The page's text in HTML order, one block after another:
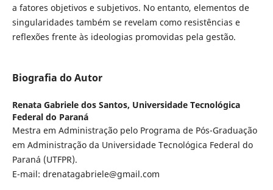
a fatores objetivos e subjetivos. No entanto, elementos de
singularidades também se revelam como resistências e
reflexões frente às ideologias promovidas pela gestão.
Biografia do Autor
Renata Gabriele dos Santos, Universidade Tecnológica
Federal do Paraná
Mestra em Administração pelo Programa de Pós-Graduação
em Administração da Universidade Tecnológica Federal do
Paraná (UTFPR).
E-mail: drenatagabriele@gmail.com